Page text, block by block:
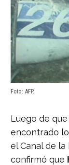
Foto: AFP.
Luego de
encontrado
el Canal de la
confirmó que